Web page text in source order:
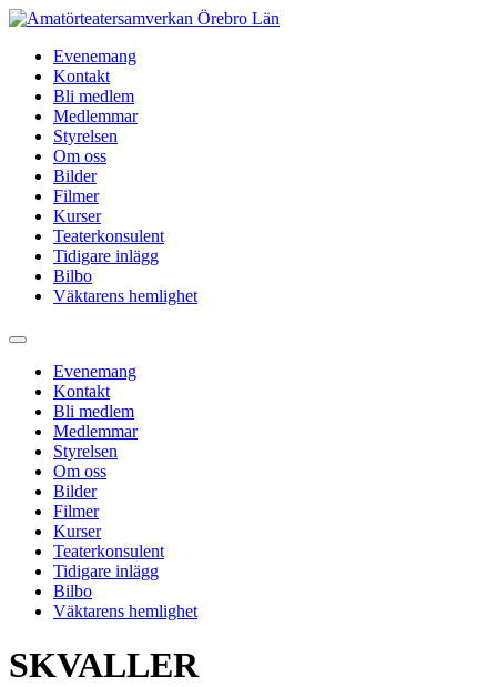
Hoppa
innehållEvenemang
Kontakt
Bli medlem
Medlemmar
Styrelsen
Om oss
Bilder
Filmer
Kurser
Teaterkonsulent
Tidigare inlägg
Bilbo
Väktarens hemlighet
Evenemang
Kontakt
Bli medlem
Medlemmar
Styrelsen
Om oss
Bilder
Filmer
Kurser
Teaterkonsulent
Tidigare inlägg
Bilbo
Väktarens hemlighet
SKVALLER